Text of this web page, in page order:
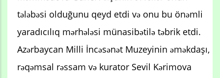
tələbəsi olduğunu qeyd etdi və onu bu önəmli
yaradıcılıq mərhələsi münasibətilə təbrik etdi.
Azərbaycan Milli İncəsənət Muzeyinin əməkdaşı,
rəqəmsal rəssam və kurator Sevil Kərimova